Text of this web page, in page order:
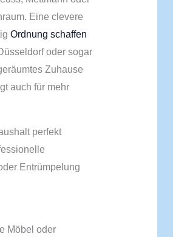
Eine clevere
Ordnung schaffen
oder sogar
Zuhause
auch für mehr
perfekt
Entrümpelung
Möbel oder